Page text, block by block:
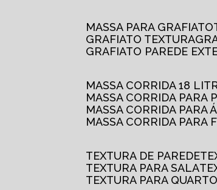
MASSA PARA GRAFIATO
GRAFIATO TEXTURA
GRAFIATO PAREDE
MASSA CORRIDA 18
MASSA CORRIDA PARA
MASSA CORRIDA PARA
MASSA CORRIDA PARA
TEXTURA DE PAREDE
TEXTURA PARA SALA
TEXTURA PARA QUARTO